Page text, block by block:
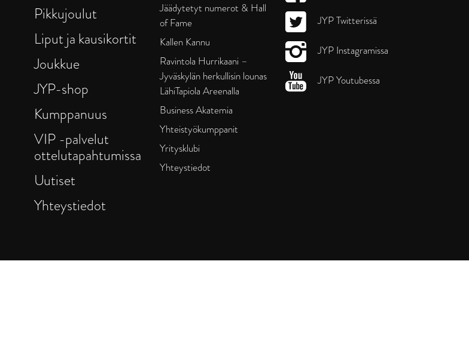
Pikkujoulut
Liput ja kausikortit
Joukkue
JYP-shop
Kumppanuus
VIP -palvelut
ottelutapahtumissa
Uutiset
Yhteystiedot
Jäädytetyt numerot & Hall
of Fame
Kallen Kannu
Ravintola Hurrikaani –
Jyväskylän herkullisin lounas
LähiTapiola Areenalla
Business Akatemia
Yhteistyökumppanit
Yritysklubi
Yhteystiedot
JYP Twitterissä
JYP Instagramissa
JYP Youtubessa